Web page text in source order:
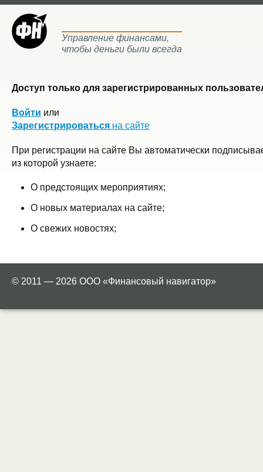
Управление финансами,
чтобы деньги были всегда
Доступ только для зарегистрированных
Войти или
Зарегистрироваться на сайте
При регистрации на сайте Вы автоматически
из которой узнаете:
О предстоящих мероприятиях;
О новых материалах на сайте;
О свежих новостях;
© 2011 — 2026 ООО «Финансовый навигатор»